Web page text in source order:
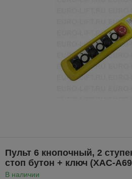
Пульт 6 кнопочный, 2
стоп бутон + ключ (XАС-
В наличии